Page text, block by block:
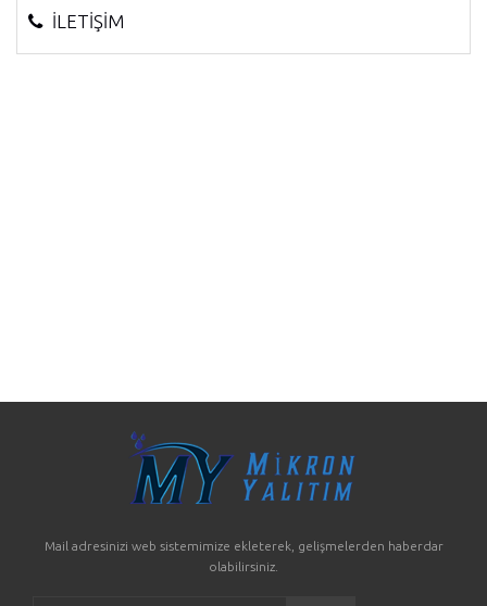
İLETİŞİM
Mail adresinizi web sistemimize ekleterek, gelişmelerden haberdar
olabilirsiniz.